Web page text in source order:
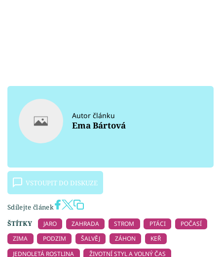
Autor článku
Ema Bártová
VSTOUPIT DO DISKUZE
Sdílejte článek
ŠTÍTKY
JARO ZAHRADA STROM PTÁCI
POČASÍ
ZIMA
PODZIM ŠALVĚJ ZÁHON
KEŘ
JEDNOLETÁ ROSTLINA
ŽIVOTNÍ STYL A VOLNÝ ČAS